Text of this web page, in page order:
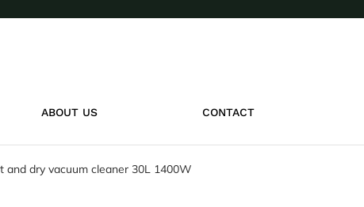
ABOUT US CONTACT
and dry vacuum cleaner 30L 1400W